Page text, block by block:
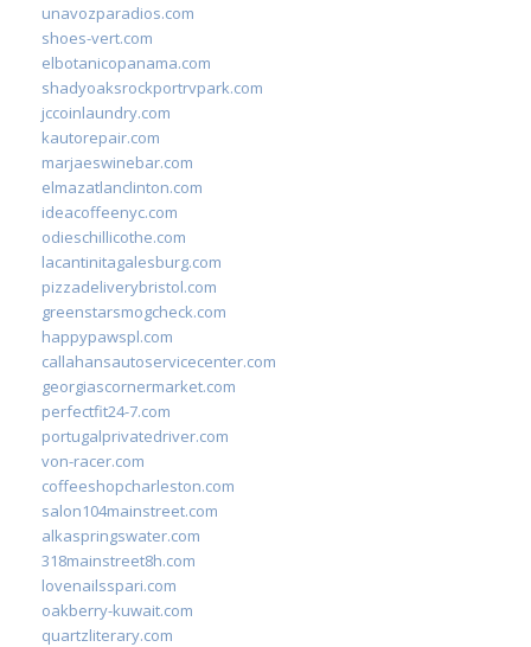
unavozparadios.com
shoes-vert.com
elbotanicopanama.com
shadyoaksrockportrvpark.com
jccoinlaundry.com
kautorepair.com
marjaeswinebar.com
elmazatlanclinton.com
ideacoffeenyc.com
odieschillicothe.com
lacantinitagalesburg.com
pizzadeliverybristol.com
greenstarsmogcheck.com
happypawspl.com
callahansautoservicecenter.com
georgiascornermarket.com
perfectfit24-7.com
portugalprivatedriver.com
von-racer.com
coffeeshopcharleston.com
salon104mainstreet.com
alkaspringswater.com
318mainstreet8h.com
lovenailsspari.com
oakberry-kuwait.com
quartzliterary.com